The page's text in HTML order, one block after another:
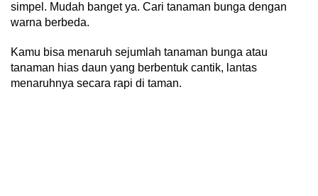
simpel. Mudah banget ya. Cari tanaman bunga dengan
warna berbeda.
Kamu bisa menaruh sejumlah tanaman bunga atau
tanaman hias daun yang berbentuk cantik, lantas
menaruhnya secara rapi di taman.